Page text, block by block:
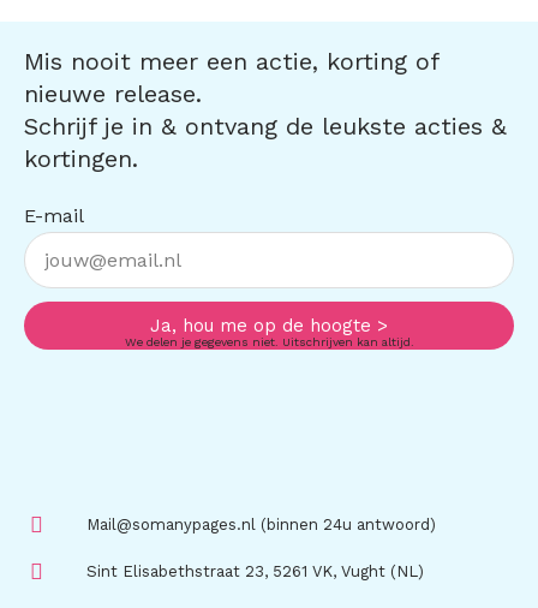
Mis nooit meer een actie, korting of
nieuwe release.
Schrijf je in & ontvang de leukste acties &
kortingen.
E-mail
Ja, hou me op de hoogte >
We delen je gegevens niet. Uitschrijven kan altijd.
Mail@somanypages.nl (binnen 24u antwoord)
Sint Elisabethstraat 23, 5261 VK, Vught (NL)